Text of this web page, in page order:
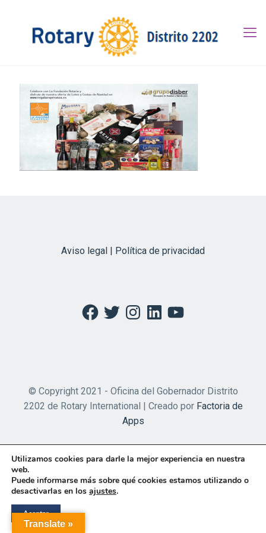
Aviso legal | Política de privacidad
Facebook
TwitterInstagramLinkedInYouTube
© Copyright 2021 - Oficina del Gobernador Distrito
2202 de Rotary International | Creado por Factoria de
Apps
Translate »
Utilizamos cookies para darle la mejor experiencia en nuestra
web.
Puede informarse más sobre qué cookies estamos utilizando o
desactivarlas en los ajustes.
Aceptar